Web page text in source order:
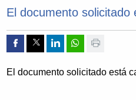
El documento solicitado
Compartir por Facebook
Compartir por Twitter
Compartir por
Compartir
Imprimir
El documento solicitado está